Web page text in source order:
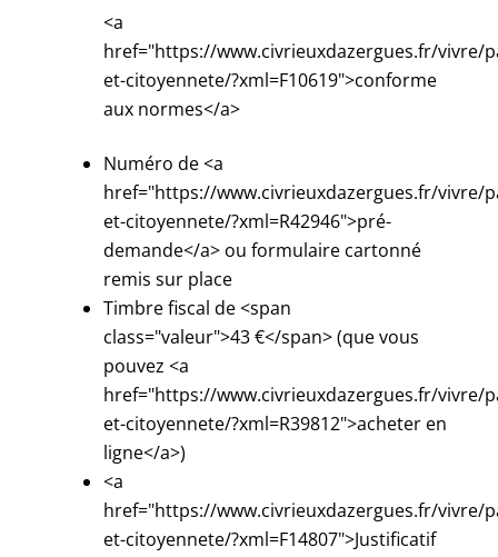
<a
href="https://www.civrieuxdazergues.fr/vivre/
et-citoyennete/?xml=F10619">conforme
aux normes</a>
Numéro de <a
href="https://www.civrieuxdazergues.fr/vivre/
et-citoyennete/?xml=R42946">pré-
demande</a> ou formulaire cartonné
remis sur place
Timbre fiscal de <span
class="valeur">43 €</span> (que vous
pouvez <a
href="https://www.civrieuxdazergues.fr/vivre/
et-citoyennete/?xml=R39812">acheter en
ligne</a>)
<a
href="https://www.civrieuxdazergues.fr/vivre/
et-citoyennete/?xml=F14807">Justificatif